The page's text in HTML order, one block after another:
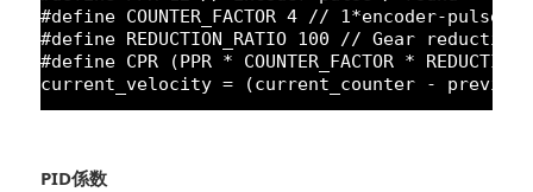
#define COUNTER_FACTOR 4
// 1*encoder-pulse =
#define REDUCTION_RATIO 100
// Gear
#define CPR (PPR * COUNTER_FACTOR *
current_velocity = (current_counter -
PID係数